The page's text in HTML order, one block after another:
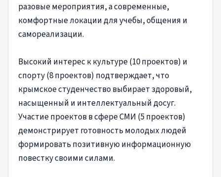
разовые мероприятия, а современные,
комфортные локации для учебы, общения и
самореализации.
Высокий интерес к культуре (10 проектов) и
спорту (8 проектов) подтверждает, что
крымское студенчество выбирает здоровый,
насыщенный и интеллектуальный досуг.
Участие проектов в сфере СМИ (5 проектов)
демонстрирует готовность молодых людей
формировать позитивную информационную
повестку своими силами.